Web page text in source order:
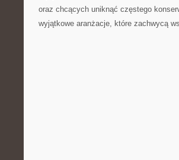
⁢oraz chcących uniknąć ⁤częstego
wyjątkowe aranżacje, które zachwycą